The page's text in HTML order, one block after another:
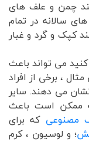
چمن و علف های
سالانه در تمام
کپک و گرد و غبار
می تواند باعث
، برخی از افراد
می دهند. سایر
ممکن است باعث
مصنوعی که برای
؛ و لوسیون ، کرم